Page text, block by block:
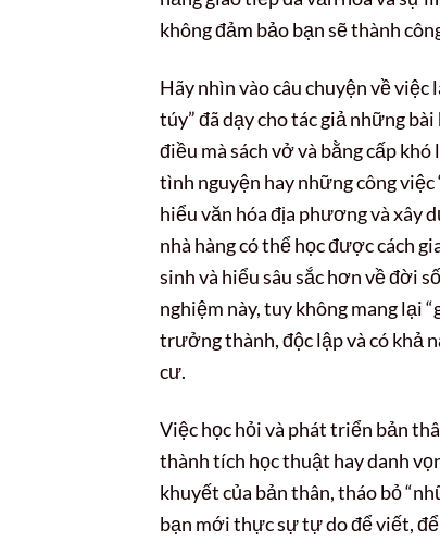
không đảm bảo bạn sẽ thành
Hãy nhìn vào câu chuyện về
túy” đã dạy cho tác giả những
điều mà sách vở và bằng cấp
tình nguyện hay những công
hiểu văn hóa địa phương và xây
nhà hàng có thể học được cách
sinh và hiểu sâu sắc hơn về đời
nghiệm này, tuy không mang lại
trưởng thành, độc lập và có khả
cư.
Việc học hỏi và phát triển bản
thành tích học thuật hay danh
khuyết của bản thân, tháo bỏ
bạn mới thực sự tự do để viết,